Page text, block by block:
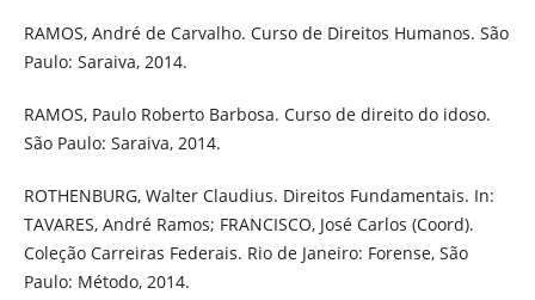
RAMOS, André de Carvalho. Curso de Direitos Humanos. São
Paulo: Saraiva, 2014.
RAMOS, Paulo Roberto Barbosa. Curso de direito do idoso.
São Paulo: Saraiva, 2014.
ROTHENBURG, Walter Claudius. Direitos Fundamentais. In:
TAVARES, André Ramos; FRANCISCO, José Carlos (Coord).
Coleção Carreiras Federais. Rio de Janeiro: Forense, São
Paulo: Método, 2014.